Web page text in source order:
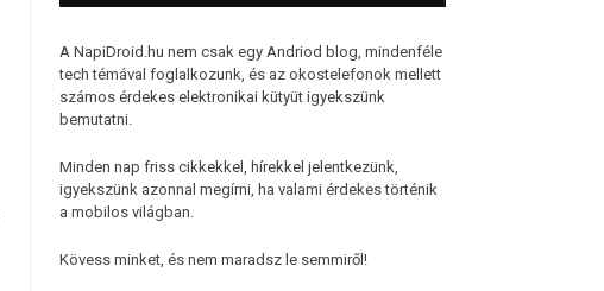
A NapiDroid.hu nem csak egy Andriod blog, mindenféle
tech témával foglalkozunk, és az okostelefonok mellett
számos érdekes elektronikai kütyüt igyekszünk
bemutatni.
Minden nap friss cikkekkel, hírekkel jelentkezünk,
igyekszünk azonnal megírni, ha valami érdekes történik
a mobilos világban.
Kövess minket, és nem maradsz le semmiről!